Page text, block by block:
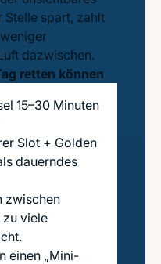
Stelle spart, zahlt
dazwischen.
retten können
15–30 Minuten
Slot + Golden
dauerndes
zwischen
zu viele
einen „Mini-